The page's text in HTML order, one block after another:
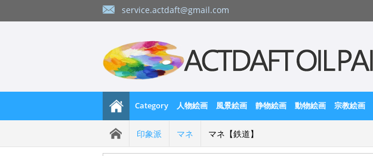
service.actdaft@gmail.com
Category 人物絵画 風景絵画 静物絵画 動物絵画 宗教絵画
印象派 マネ マネ【鉄道】